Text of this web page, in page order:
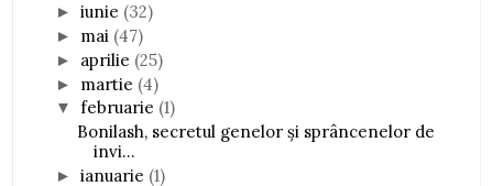
►iunie (32)
► mai (47)
► aprilie (25)
► martie (4)
▼februarie (1)
Bonilash, secretul genelor și sprâncenelor de
invi...
►ianuarie (1)